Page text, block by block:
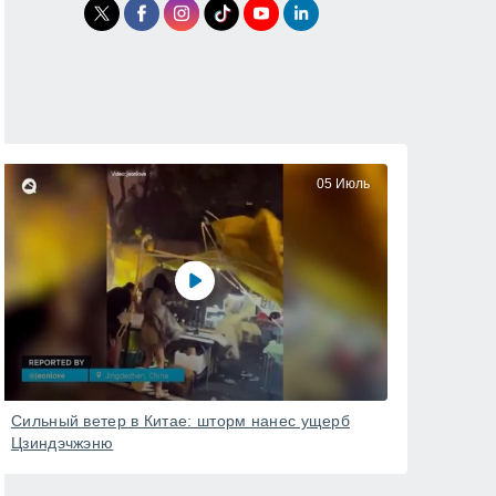
05 Июль
Сильный ветер в Китае: шторм нанес ущерб
Цзиндэчжэню